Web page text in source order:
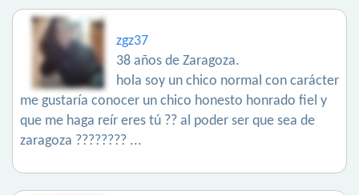
zgz37
38 años de Zaragoza.
hola soy un chico normal con carácter
me gustaría conocer un chico honesto honrado fiel y
que me haga reír eres tú ?? al poder ser que sea de
zaragoza ???????? ...